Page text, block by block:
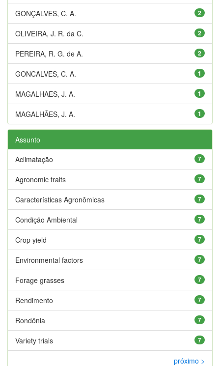
2
GONÇALVES, C. A.
2
OLIVEIRA, J. R. da C.
2
PEREIRA, R. G. de A.
1
GONCALVES, C. A.
1
MAGALHAES, J. A.
1
MAGALHÃES, J. A.
Assunto
7
Aclimatação
7
Agronomic traits
7
Características Agronômicas
7
Condição Ambiental
7
Crop yield
7
Environmental factors
7
Forage grasses
7
Rendimento
7
Rondônia
7
Variety trials
próximo >